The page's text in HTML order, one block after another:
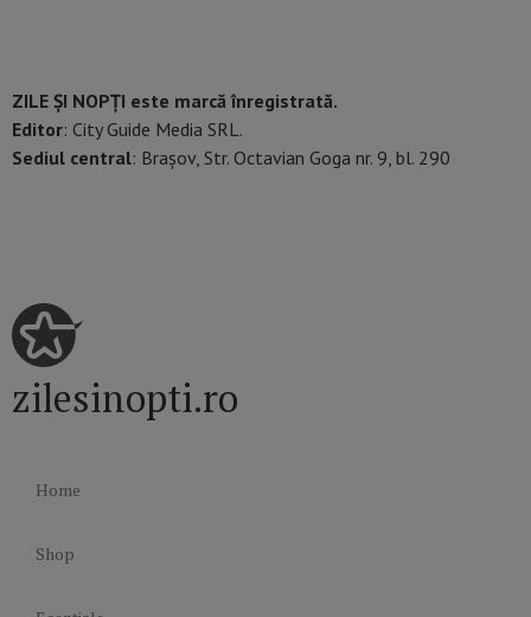
ZILE ȘI NOPȚI este marcă înregistrată.
Editor: City Guide Media SRL.
Sediul central: Brașov, Str. Octavian Goga nr. 9, bl. 290
zilesinopti.ro
Home
Shop